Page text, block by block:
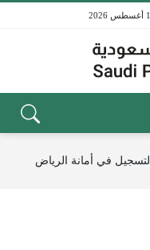
التسجيل في أمانة الرياض